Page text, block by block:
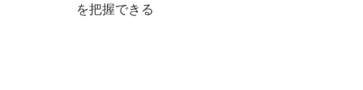
を把握できる